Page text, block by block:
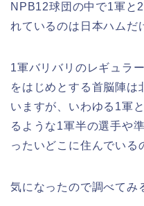
NPB12球団の中で1軍と
れているのは日本ハムだ
1軍バリバリのレギュラ
をはじめとする首脳陣は
いますが、いわゆる1軍
るような1軍半の選手や
ったいどこに住んでいる
気になったので調べてみ